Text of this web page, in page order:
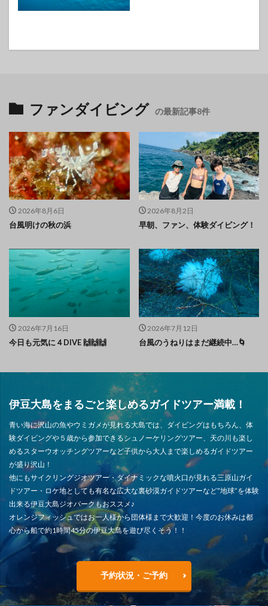
ファンダイビング の最新記事8件
2026年8月6日
台風明けの秋の浜
2026年8月2日
早朝、ファン、体験ダイビング！
2026年7月16日
今日も元気に４DIVE 🙌🙌🙌
2026年7月12日
台風のうねりはまだ継続中…🌀
伊豆大島をまるごと楽しめるガイドツアー満載！
青い海に沢山の魚やウミガメが見れる大島では、ダイビングはもちろん、体
験ダイビングや５歳から参加できるシュノーケリングツアー、天の川も楽し
めるスターウオッチングツアーなど子供から大人まで楽しめるガイドツアー
が盛り沢山！
他にもサイクリングジオツアー・ダイナミックな噴火口が見れる三原山ガイ
ドツアー・ロケ地としても有名な広大な裏砂漠ガイドツアーなど”地球”を体験
出来る伊豆大島ジオパークもおススメ♪
オレンジフィッシュではお一人様から団体様まで大歓迎！今度のお休みは都
心から船で約1時間45分の伊豆大島を遊び尽くそう！！
予約状況・ご予約